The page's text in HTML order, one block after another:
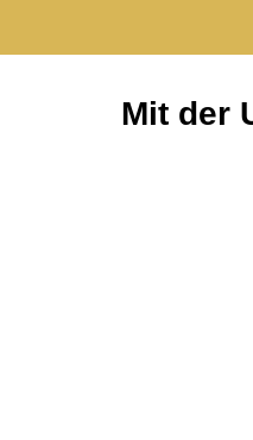
Mit der